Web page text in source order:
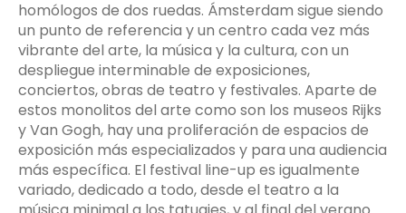
homólogos de dos ruedas. Ámsterdam sigue siendo
un punto de referencia y un centro cada vez más
vibrante del arte, la música y la cultura, con un
despliegue interminable de exposiciones,
conciertos, obras de teatro y festivales. Aparte de
estos monolitos del arte como son los museos Rijks
y Van Gogh, hay una proliferación de espacios de
exposición más especializados y para una audiencia
más específica. El festival line-up es igualmente
variado, dedicado a todo, desde el teatro a la